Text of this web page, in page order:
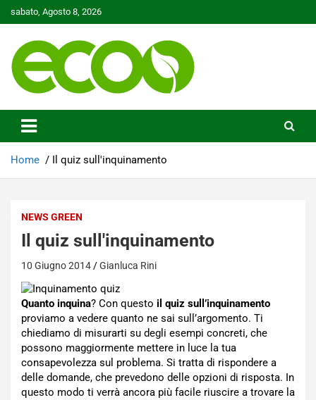
to
sabato, Agosto 8, 2026
Ecoo.it
Home Il quiz sull'inquinamento
NEWS GREEN
Il quiz sull'inquinamento
10 Giugno 2014 Gianluca Rini
Quanto inquina? Con questo il quiz sull’inquinamento
proviamo a vedere quanto ne sai sull’argomento. Ti
chiediamo di misurarti su degli esempi concreti, che
possono maggiormente mettere in luce la tua
consapevolezza sul problema. Si tratta di rispondere a
delle domande, che prevedono delle opzioni di risposta. In
questo modo ti verrà ancora più facile riuscire a trovare la